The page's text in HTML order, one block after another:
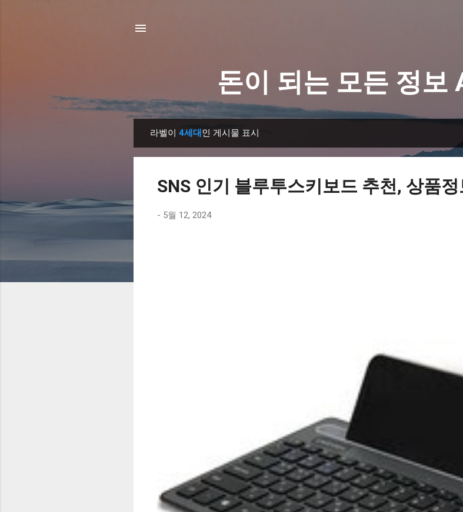
돈이 되는 모든 정보
라벨이 4세대인 게시물 표시
SNS 인기 블루투스키보드 추천, 상품
- 5월 12, 2024